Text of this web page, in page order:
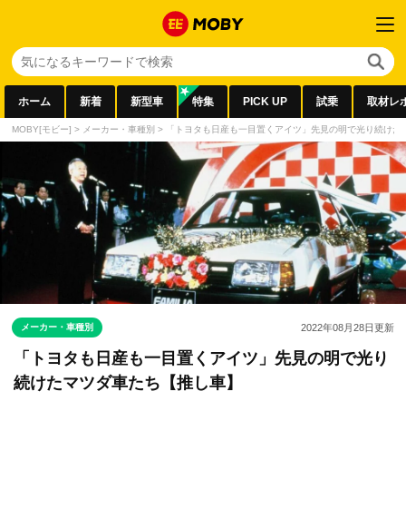
ホーム 新着 新型車 特集 PICK UP 試乗 取材レ
MOBY[モビー] > メーカー・車種別 > 「トヨタも日産も一目置くアイツ」先見の明で光り続け
メーカー・車種別 2022年08月28日更新
「トヨタも日産も一目置くアイツ」先見の明で光り
続けたマツダ車たち【推し車】